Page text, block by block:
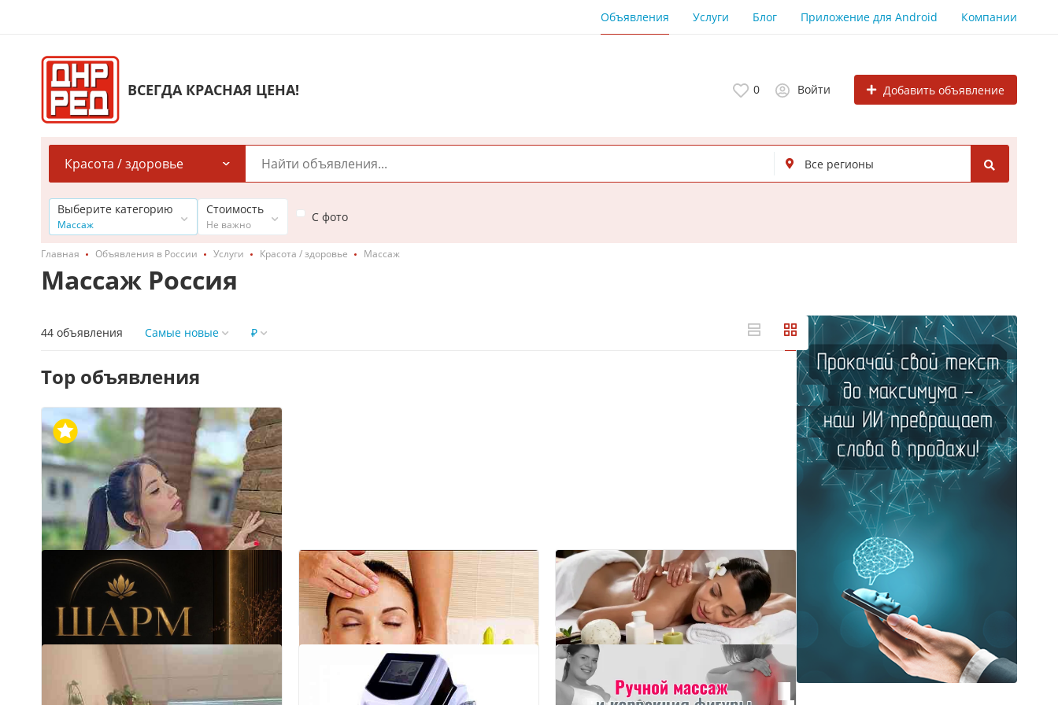
Объявления Услуги Блог Приложение для Android Компании
ВСЕГДА КРАСНАЯ ЦЕНА! 0 Войти Добавить объявление
Красота / здоровье
Выберите категорию
Массаж
Стоимость
Не важно
С фото
Главная Объявления в России Услуги Красота / здоровье Массаж
Массаж Россия
44 объявления Самые новые ₽
Top объявления
Обычные объявления
Лечебный массаж